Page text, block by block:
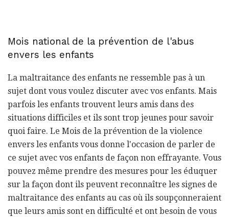
Mois national de la prévention de l'abus
envers les enfants
La maltraitance des enfants ne ressemble pas à un
sujet dont vous voulez discuter avec vos enfants. Mais
parfois les enfants trouvent leurs amis dans des
situations difficiles et ils sont trop jeunes pour savoir
quoi faire. Le Mois de la prévention de la violence
envers les enfants vous donne l'occasion de parler de
ce sujet avec vos enfants de façon non effrayante. Vous
pouvez même prendre des mesures pour les éduquer
sur la façon dont ils peuvent reconnaître les signes de
maltraitance des enfants au cas où ils soupçonneraient
que leurs amis sont en difficulté et ont besoin de vous